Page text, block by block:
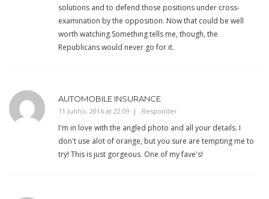
solutions and to defend those positions under cross-
examination by the opposition. Now that could be well
worth watching.Something tells me, though, the
Republicans would never go for it.
AUTOMOBILE INSURANCE
11 Junho, 2016 at 22:09 Responder
I'm in love with the angled photo and all your details. I
don't use alot of orange, but you sure are tempting me to
try! This is just gorgeous. One of my fave's!